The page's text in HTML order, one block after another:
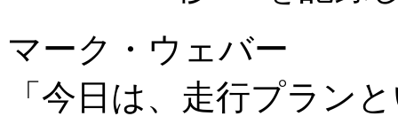
マーク・ウェバー
「今日は、走行プラン